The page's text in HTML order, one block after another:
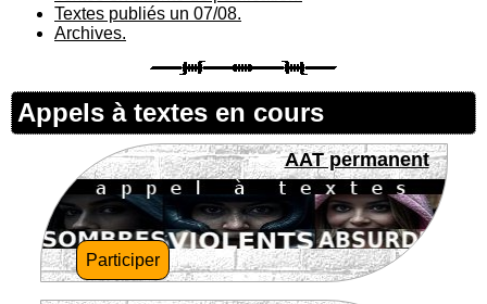
Textes publiés un 07/08.
Archives.
Appels à textes en cours
AAT permanent
Participer